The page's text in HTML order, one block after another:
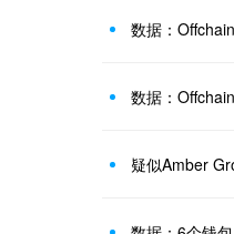
数据：
数据：
疑似Amber